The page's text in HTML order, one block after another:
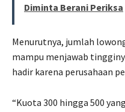
Diminta Berani Periksa
Menurutnya, jumlah
mampu menjawab
hadir karena perusahaan
“Kuota 300 hingga 500